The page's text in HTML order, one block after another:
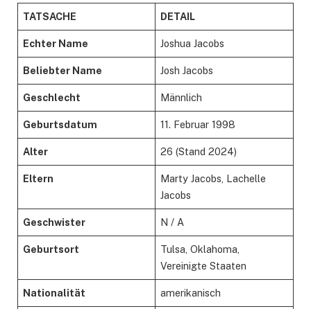
TATSACHE DETAIL
Echter Name Joshua Jacobs
Beliebter Name Josh Jacobs
Geschlecht Männlich
Geburtsdatum 11. Februar 1998
Alter 26 (Stand 2024)
Eltern
Marty Jacobs, Lachelle
Jacobs
Geschwister N / A
Geburtsort
Tulsa, Oklahoma,
Vereinigte Staaten
Nationalität amerikanisch